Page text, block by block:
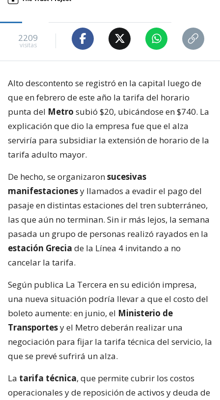
2209
visitas
Alto descontento se registró en la capital luego de
que en febrero de este año la tarifa del horario
punta del Metro subió $20, ubicándose en $740. La
explicación que dio la empresa fue que el alza
serviría para subsidiar la extensión de horario de la
tarifa adulto mayor.
De hecho, se organizaronsucesivas
manifestacionesy llamados a evadir el pago del
pasaje en distintas estaciones del tren subterráneo,
las que aún no terminan. Sin ir más lejos, la semana
pasada un grupo de personas realizó rayados en la
estación Grecia de la Línea 4 invitando a no
cancelar la tarifa.
Según publica La Tercera en su edición impresa,
una nueva situación podría llevar a que el costo del
boleto aumente: en junio, el Ministerio de
Transportesy el Metro deberán realizar una
negociación para fijar la tarifa técnica del servicio, la
que se prevé sufrirá un alza.
La tarifa técnica, que permite cubrir los costos
operacionales y de reposición de activos y deuda de